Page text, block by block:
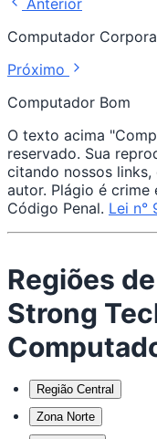
Computador
Próximo
Computador Bom
O texto acima
reservado. Sua
citando nossos
autor. Plágio é
Código Penal. Lei n°
Regiões
Strong
Região Central
Zona Norte